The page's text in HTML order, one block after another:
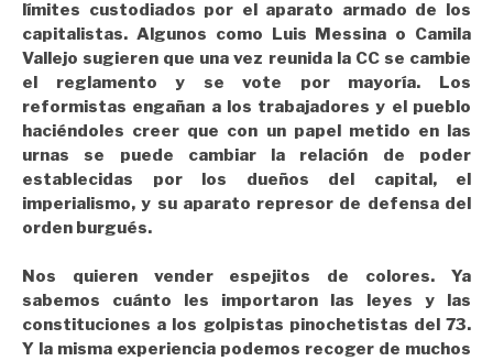
límites custodiados por el aparato armado de los
capitalistas. Algunos como Luis Messina o Camila
Vallejo sugieren que una vez reunida la CC se cambie
el reglamento y se vote por mayoría. Los
reformistas engañan a los trabajadores y el pueblo
haciéndoles creer que con un papel metido en las
urnas se puede cambiar la relación de poder
establecidas por los dueños del capital, el
imperialismo, y su aparato represor de defensa del
orden burgués.
Nos quieren vender espejitos de colores. Ya
sabemos cuánto les importaron las leyes y las
constituciones a los golpistas pinochetistas del 73.
Y la misma experiencia podemos recoger de muchos